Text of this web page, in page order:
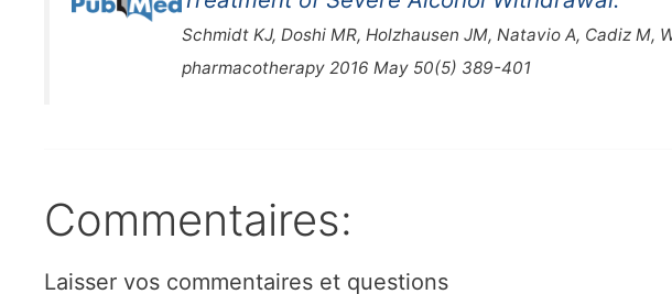
Schmidt KJ, Doshi MR, Holzhausen JM, Natavio A, Cadiz M,
pharmacotherapy 2016 May 50(5) 389-401
Commentaires:
Laisser vos commentaires et questions